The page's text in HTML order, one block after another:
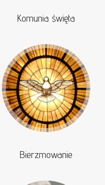
Komunia święta
Bierzmowanie